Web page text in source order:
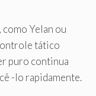
Yelan ou
tático
puro continua
-lo rapidamente.